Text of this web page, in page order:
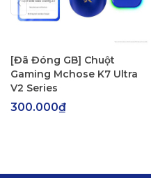
[Đã Đóng GB] Chuột
Gaming Mchose K7 Ultra
V2 Series
300.000₫